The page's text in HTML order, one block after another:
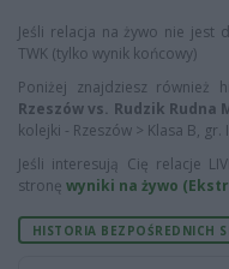
Jeśli relacja na żywo nie jest
TWK (tylko wynik końcowy)
Poniżej znajdziesz również
Rzeszów vs. Rudzik Rudna
kolejki - Rzeszów > Klasa B,
Jeśli interesują Cię relacje
stronę wyniki na żywo
HISTORIA BEZPOŚREDNICH